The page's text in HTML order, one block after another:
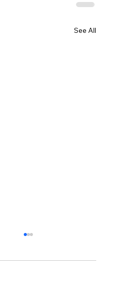
See All
바른 신앙생활을 하는 데 걸